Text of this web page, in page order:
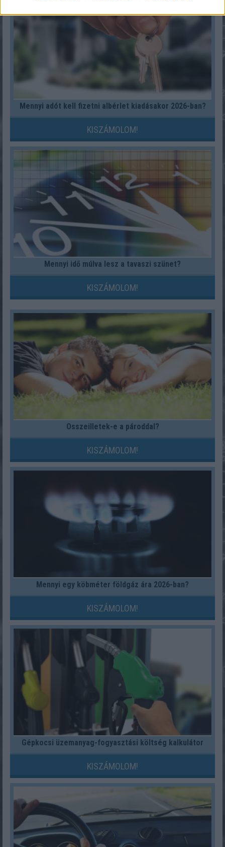
Mennyi adót kell fizetni albérlet kiadásakor 2026-ban?
KISZÁMOLOM!
Mennyi idő múlva lesz a tavaszi szünet?
KISZÁMOLOM!
Összeilletek-e a pároddal?
KISZÁMOLOM!
Mennyi egy köbméter földgáz ára 2026-ban?
KISZÁMOLOM!
Gépkocsi üzemanyag-fogyasztási költség kalkulátor
KISZÁMOLOM!